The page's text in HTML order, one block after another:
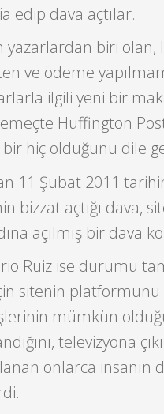
edip dava açtılar.
yazarlardan biri
ve ödeme
ilgili yeni bir
Huffington
hiç olduğunu dile
11 Şubat 2011
bizzat açtığı dava,
açılmış bir dava
Ruiz ise durumu
sitenin platformunu
mümkün
televizyona
onlarca insanın